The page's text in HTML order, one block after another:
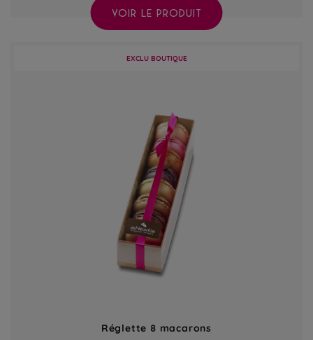
VOIR LE PRODUIT
EXCLU BOUTIQUE
Réglette 8 macarons